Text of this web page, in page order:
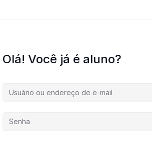
Olá! Você já é aluno?